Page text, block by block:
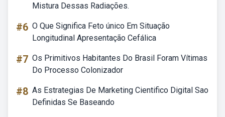
Mistura Dessas Radiações.
#6 O Que Significa Feto único Em Situação
Longitudinal Apresentação Cefálica
#7 Os Primitivos Habitantes Do Brasil Foram Vítimas
Do Processo Colonizador
#8 As Estrategias De Marketing Cientifico Digital Sao
Definidas Se Baseando